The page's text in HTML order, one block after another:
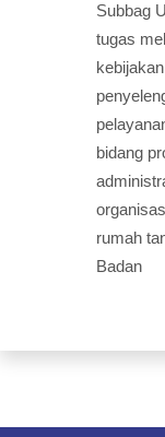
Subbag
tugas
bidang
rumah
Badan